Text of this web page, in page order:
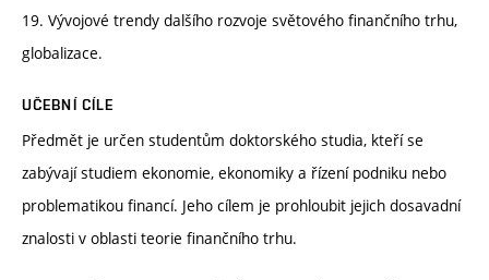
19. Vývojové trendy dalšího rozvoje světového finančního trhu,
globalizace.
UČEBNÍ CÍLE
Předmět je určen studentům doktorského studia, kteří se
zabývají studiem ekonomie, ekonomiky a řízení podniku nebo
problematikou financí. Jeho cílem je prohloubit jejich dosavadní
znalosti v oblasti teorie finančního trhu.